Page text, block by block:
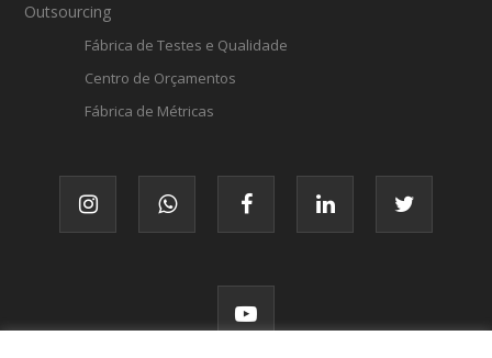
Outsourcing
Fábrica de Testes e Qualidade
Centro de Orçamentos
Fábrica de Métricas